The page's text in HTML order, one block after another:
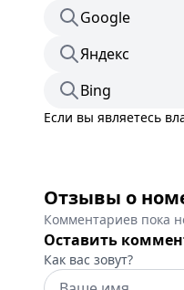
Google
Яндекс
Bing
Если вы являетесь
Отзывы о
Комментариев пока
Оставить
Как вас зовут?